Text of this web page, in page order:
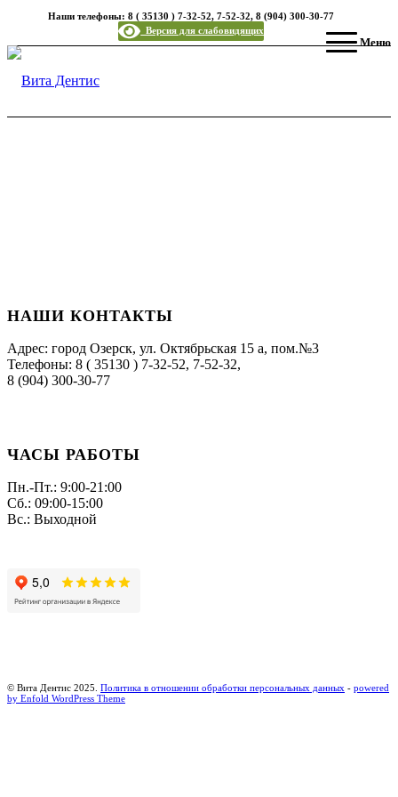
Наши телефоны: 8 ( 35130 ) 7-32-52, 7-52-32, 8 (904) 300-30-77
Версия для слабовидящих
Меню
НАШИ КОНТАКТЫ
Адрес: город Озерск, ул. Октябрьская 15 а, пом.№3
Телефоны: 8 ( 35130 ) 7-32-52, 7-52-32,
8 (904) 300-30-77
ЧАСЫ РАБОТЫ
Пн.-Пт.: 9:00-21:00
Сб.: 09:00-15:00
Вс.: Выходной
© Вита Дентис 2025. Политика в отношении обработки персональных данных - powered
by Enfold WordPress Theme